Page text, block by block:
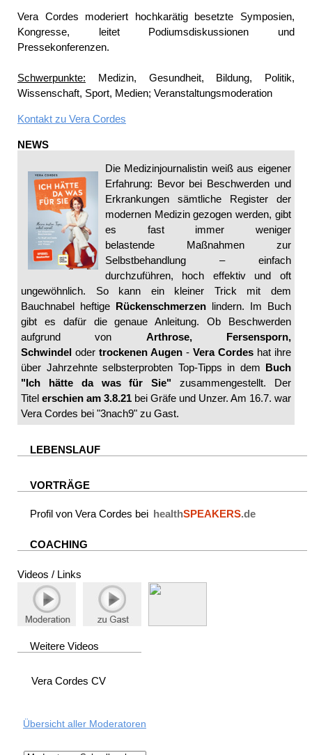
Vera Cordes moderiert hochkarätig besetzte Symposien,
Kongresse, leitet Podiumsdiskussionen und
Pressekonferenzen.
Schwerpunkte: Medizin, Gesundheit, Bildung, Politik,
Wissenschaft, Sport, Medien; Veranstaltungsmoderation
Kontakt zu Vera Cordes
NEWS
Die Medizinjournalistin weiß aus eigener
Erfahrung: Bevor bei Beschwerden und
Erkrankungen sämtliche Register der
modernen Medizin gezogen werden, gibt
es fast immer weniger
belastende Maßnahmen zur
Selbstbehandlung – einfach
durchzuführen, hoch effektiv und oft
ungewöhnlich. So kann ein kleiner Trick mit dem
Bauchnabel heftige Rückenschmerzen lindern. Im Buch
gibt es dafür die genaue Anleitung. Ob Beschwerden
aufgrund von Arthrose, Fersensporn,
Schwindel oder trockenen Augen - Vera Cordes hat ihre
über Jahrzehnte selbsterprobten Top-Tipps in dem Buch
"Ich hätte da was für Sie" zusammengestellt. Der
Titel erschien am 3.8.21 bei Gräfe und Unzer. Am 16.7. war
Vera Cordes bei "3nach9" zu Gast.
LEBENSLAUF
VORTRÄGE
Profil von Vera Cordes bei healthSPEAKERS.de
COACHING
Videos / Links
Weitere Videos
Vera Cordes CV
Übersicht aller Moderatoren